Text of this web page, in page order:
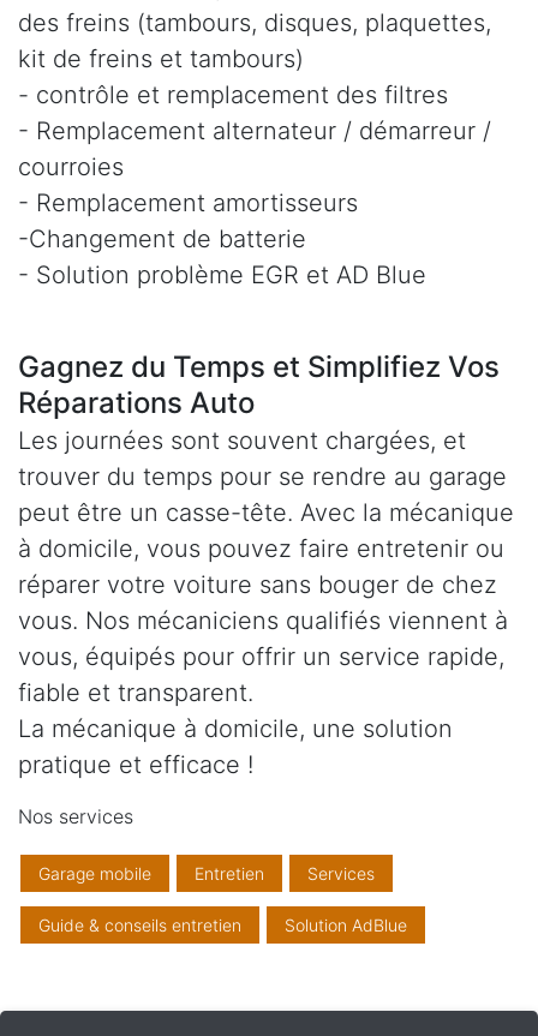
des freins (tambours, disques, plaquettes,
kit de freins et tambours)
- contrôle et remplacement des filtres
- Remplacement alternateur / démarreur /
courroies
- Remplacement amortisseurs
-Changement de batterie
- Solution problème EGR et AD Blue
Gagnez du Temps et Simplifiez Vos
Réparations Auto
Les journées sont souvent chargées, et
trouver du temps pour se rendre au garage
peut être un casse-tête. Avec la mécanique
à domicile, vous pouvez faire entretenir ou
réparer votre voiture sans bouger de chez
vous. Nos mécaniciens qualifiés viennent à
vous, équipés pour offrir un service rapide,
fiable et transparent.
La mécanique à domicile, une solution
pratique et efficace !
Nos services
Garage mobile Entretien Services
Guide & conseils entretien Solution AdBlue